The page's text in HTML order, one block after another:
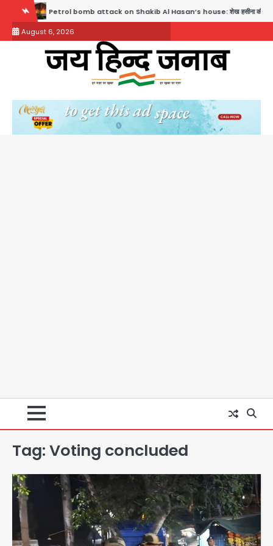
content
Petrol bomb attack on Shakib Al Hasan’s house: शेख हसीना की वर्चुअल प्रेस कॉन्फ्रेंस में
August 6, 2026
Tag:Voting concluded
2
स्वतंत्रता दिवस पर फूलप्रूफ सुरक्षा को लेकर
दिल्ली पुलिस मुख्यालय में मंथन
Team JHJ